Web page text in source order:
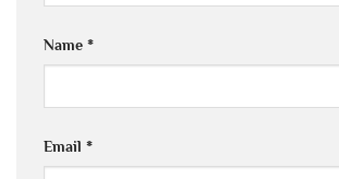
Name *
Email *